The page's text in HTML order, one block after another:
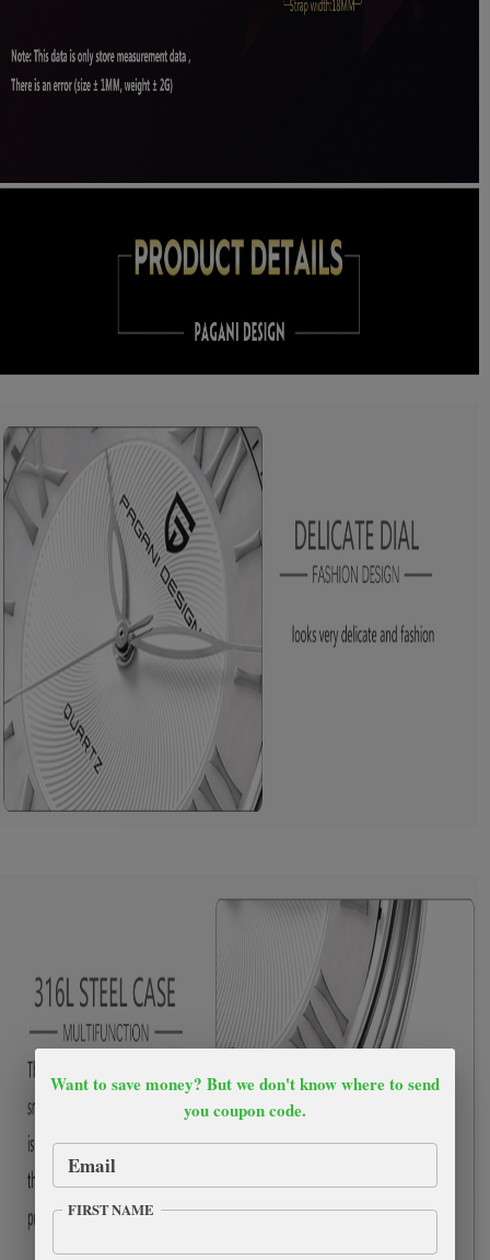
Want to save money? But we don't know where to send
you coupon code.
Email
FIRST NAME